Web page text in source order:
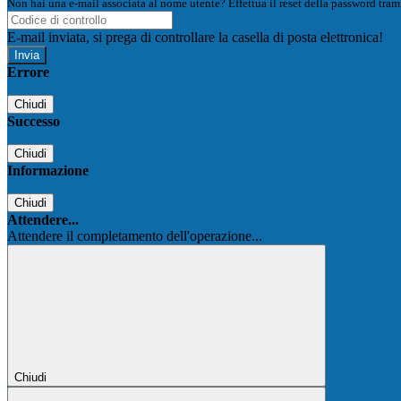
Non hai una e-mail associata al nome utente? Effettua il reset della password
E-mail inviata, si prega di controllare la casella di posta elettronica!
Errore
Chiudi
Successo
Chiudi
Informazione
Chiudi
Attendere...
Attendere il completamento dell'operazione...
Chiudi